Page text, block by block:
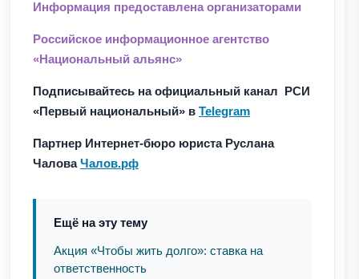
Информация предоставлена организаторами
Российское информационное агентство
«Национальный альянс»
Подписывайтесь на официальный канал РСИ
«Первый национальный» в Telegram
Партнер Интернет-бюро юриста Руслана
ЧаловаЧалов.рф
Ещё на эту тему
Акция «Чтобы жить долго»: ставка на
ответственность